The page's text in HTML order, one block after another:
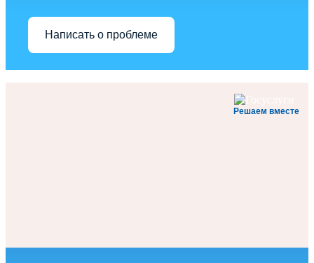
Написать о проблеме
Решаем вместе